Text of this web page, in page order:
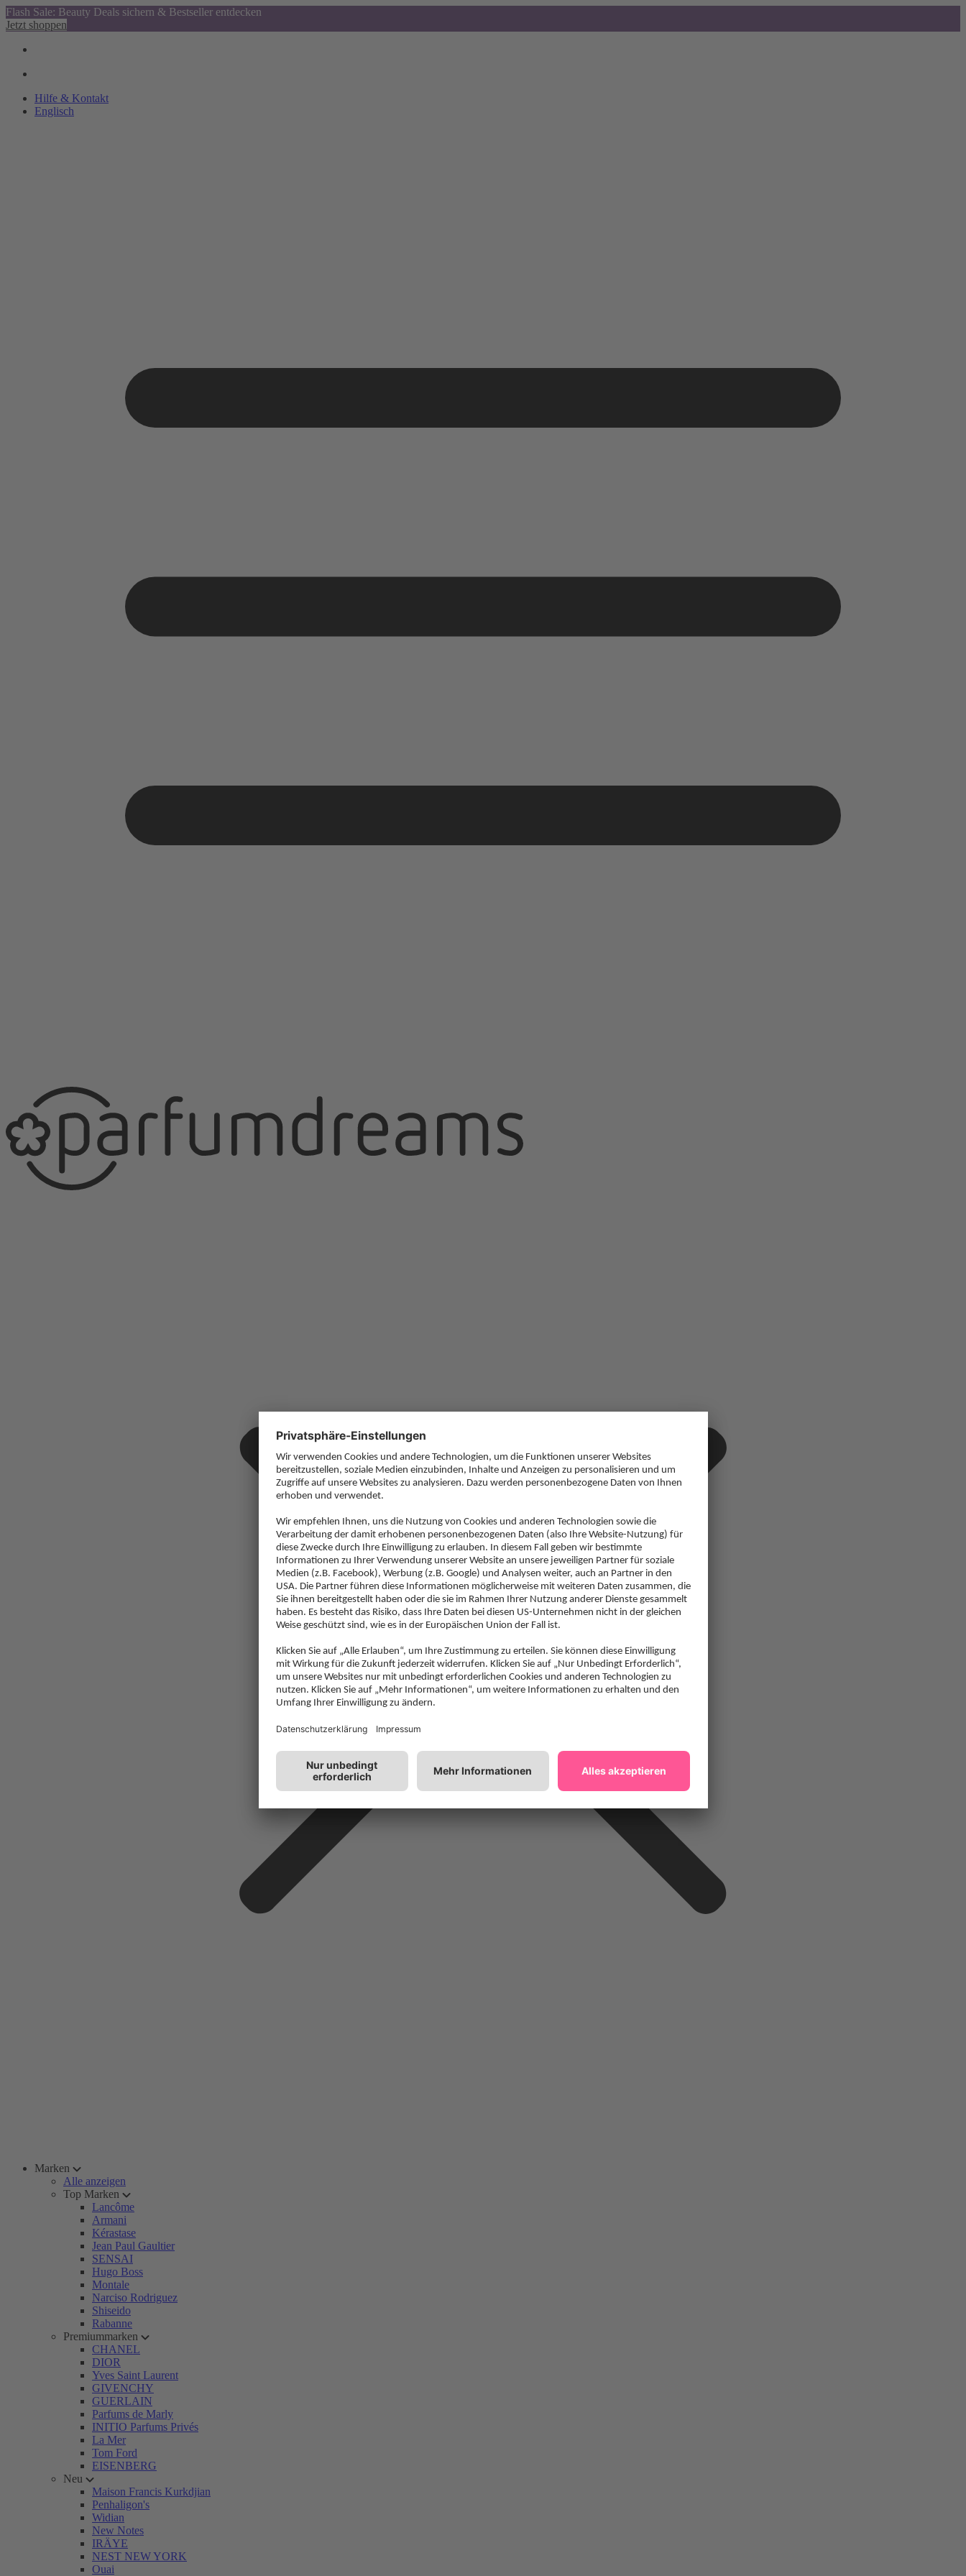
Flash Sale: Beauty Deals sichern & Bestseller entdecken
Jetzt shoppen
Hilfe & Kontakt
Englisch
Marken
Alle anzeigen
Top Marken
Lancôme
Armani
Kérastase
Jean Paul Gaultier
SENSAI
Hugo Boss
Montale
Narciso Rodriguez
Shiseido
Rabanne
Premiummarken
CHANEL
DIOR
Yves Saint Laurent
GIVENCHY
GUERLAIN
Parfums de Marly
INITIO Parfums Privés
La Mer
Tom Ford
EISENBERG
Neu
Maison Francis Kurkdjian
Penhaligon's
Widian
New Notes
IRÄYE
NEST NEW YORK
Ouai